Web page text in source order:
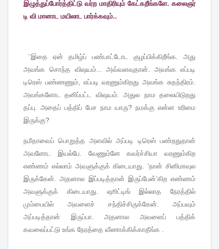
இழுத்துப்போர்த்திட்டு வர்ற மாதிரியும் கேட்கறீங்களே. கலைஞர்
டி வி மானாட மயிலாட பார்க்கவும்..
''இதை ஏன் தமிழ்ப் பண்பாட்டோட குழப்பிக்கிறீங்க
அது
அவங்க
சொந்த விஷயம்...அவ்வளவுதான் .அவங்க
எப்படி
டிரெஸ் பண்ணணும், எப்படி வரணும்கிறது அவங்க சுதந்திரம்
அவங்களோட
தனிப்பட்ட விஷயம்.அதுல நாம தலையிடுறது
தப்பு
அதைப் பத்திப் பேச நாம யாரு? நமக்கு என்ன உரிமை
இருக்கு?
நமீதாவைப் பொறுத்த அளவில் அப்படி டிரெஸ் பண்றதுதான்
அவளோட
இயல்பே வேணும்னே கவர்ச்சியா
வரணும்கிற
எண்ணம் எல்லாம் அவளுக்குக் கிடையாது . 'நான் சினிமாவுல
இருக்கேன் .அதனால இப்படித்தான் இருப்பேன்’கிற எண்ணம்
அவளுக்குக்
கிடையாது ஷூட்டிங் இல்லாத
நேரத்தில்
மும்பையில்
அவளைச் சந்திச்சிருக்கேன் .அப்பவும்
அப்படித்தான்
இருப்பா. அதனால அவளைப்
பத்திக்
கவலைப்பட்டு உங்க நேரத்தை வீணாக்கிக்காதீங்க